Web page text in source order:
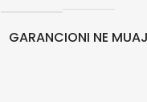
GARANCIONI NE MUAJ